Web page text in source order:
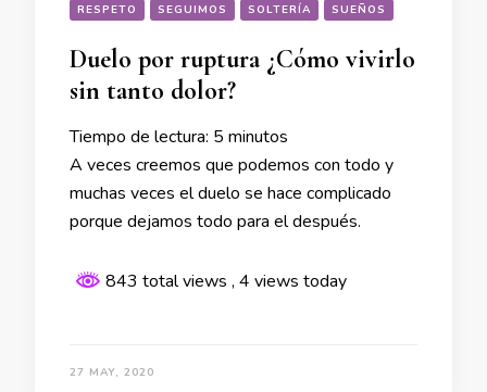
RESPETO
SEGUIMOS SOLTERÍA SUEÑOS
Duelo por ruptura ¿Cómo vivirlo
sin tanto dolor?
Tiempo de lectura: 5 minutos
A veces creemos que podemos con todo y
muchas veces el duelo se hace complicado
porque dejamos todo para el después.
843 total views , 4 views today
27 MAY, 2020